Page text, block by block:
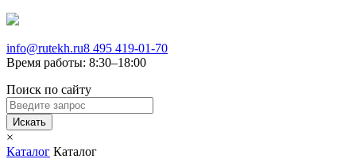
info@rutekh.ru8 495 419-01-70
Время работы: 8:30–18:00
Поиск по сайту
Искать
×
Каталог Каталог